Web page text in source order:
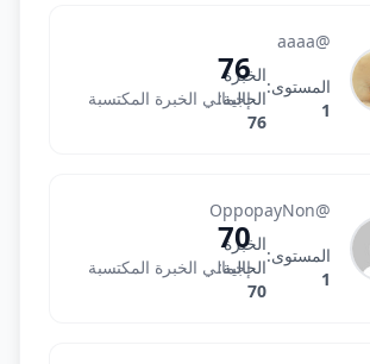
aa
@aaaa
المستوى:
1
الخبرة
الحالية:
76
76
إجمالي الخبرة المكتسبة
OppopayNonSP
@OppopayNon
المستوى:
1
الخبرة
الحالية:
70
70
إجمالي الخبرة المكتسبة